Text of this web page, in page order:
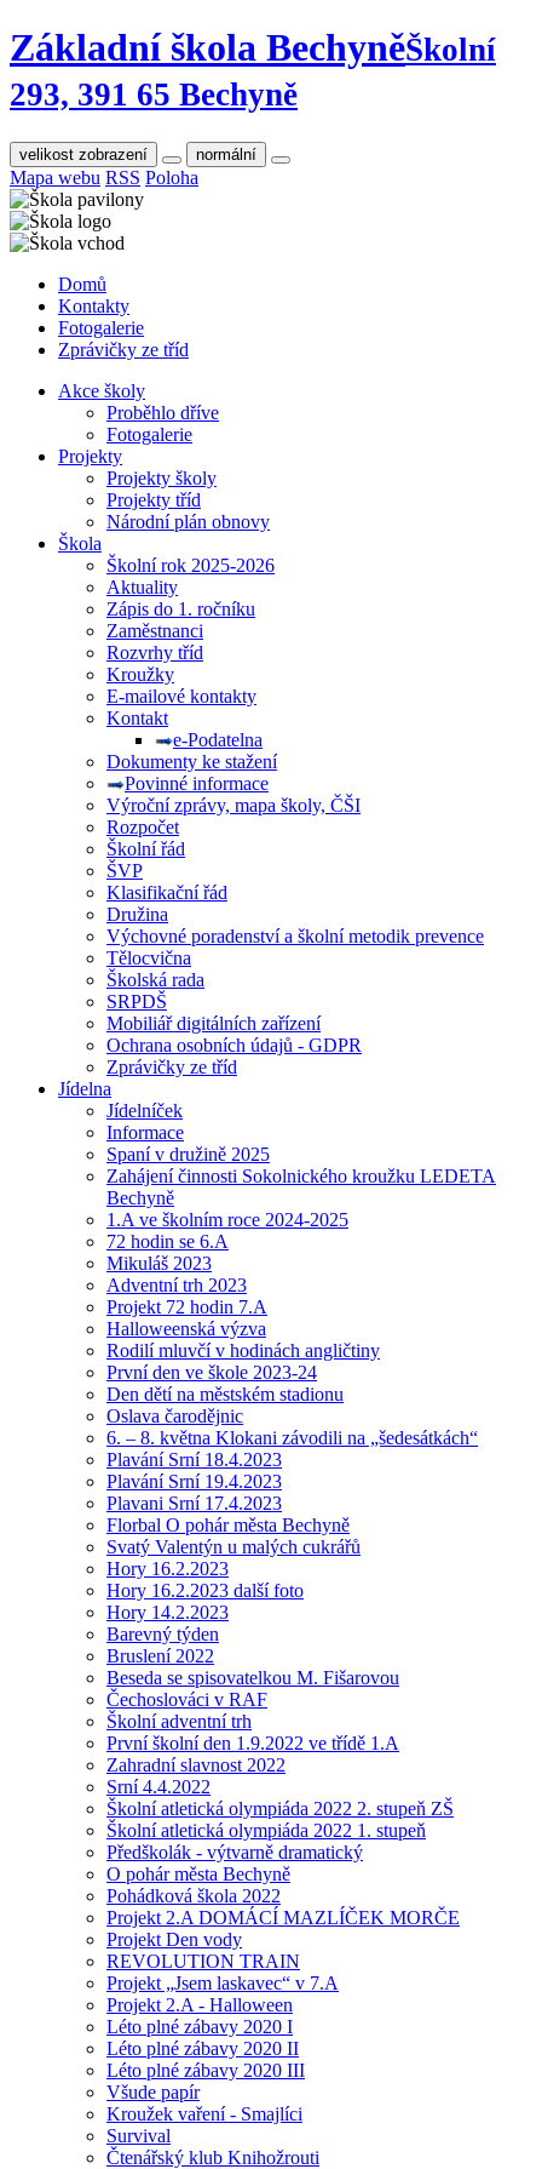
Základní škola BechyněŠkolní
293, 391 65 Bechyně
velikost zobrazení normální
Mapa webu RSS Poloha
Domů
Kontakty
Fotogalerie
Zprávičky ze tříd
Akce školy
Proběhlo dříve
Fotogalerie
Projekty
Projekty školy
Projekty tříd
Národní plán obnovy
Škola
Školní rok 2025-2026
Aktuality
Zápis do 1. ročníku
Zaměstnanci
Rozvrhy tříd
Kroužky
E-mailové kontakty
Kontakt
e-Podatelna
Dokumenty ke stažení
Povinné informace
Výroční zprávy, mapa školy, ČŠI
Rozpočet
Školní řád
ŠVP
Klasifikační řád
Družina
Výchovné poradenství a školní metodik prevence
Tělocvična
Školská rada
SRPDŠ
Mobiliář digitálních zařízení
Ochrana osobních údajů - GDPR
Zprávičky ze tříd
Jídelna
Jídelníček
Informace
Spaní v družině 2025
Zahájení činnosti Sokolnického kroužku LEDETA
Bechyně
1.A ve školním roce 2024-2025
72 hodin se 6.A
Mikuláš 2023
Adventní trh 2023
Projekt 72 hodin 7.A
Halloweenská výzva
Rodilí mluvčí v hodinách angličtiny
První den ve škole 2023-24
Den dětí na městském stadionu
Oslava čarodějnic
6. – 8. května Klokani závodili na „šedesátkách“
Plavání Srní 18.4.2023
Plavání Srní 19.4.2023
Plavani Srní 17.4.2023
Florbal O pohár města Bechyně
Svatý Valentýn u malých cukrářů
Hory 16.2.2023
Hory 16.2.2023 další foto
Hory 14.2.2023
Barevný týden
Bruslení 2022
Beseda se spisovatelkou M. Fišarovou
Čechoslováci v RAF
Školní adventní trh
První školní den 1.9.2022 ve třídě 1.A
Zahradní slavnost 2022
Srní 4.4.2022
Školní atletická olympiáda 2022 2. stupeň ZŠ
Školní atletická olympiáda 2022 1. stupeň
Předškolák - výtvarně dramatický
O pohár města Bechyně
Pohádková škola 2022
Projekt 2.A DOMÁCÍ MAZLÍČEK MORČE
Projekt Den vody
REVOLUTION TRAIN
Projekt „Jsem laskavec“ v 7.A
Projekt 2.A - Halloween
Léto plné zábavy 2020 I
Léto plné zábavy 2020 II
Léto plné zábavy 2020 III
Všude papír
Kroužek vaření - Smajlíci
Survival
Čtenářský klub Knihožrouti